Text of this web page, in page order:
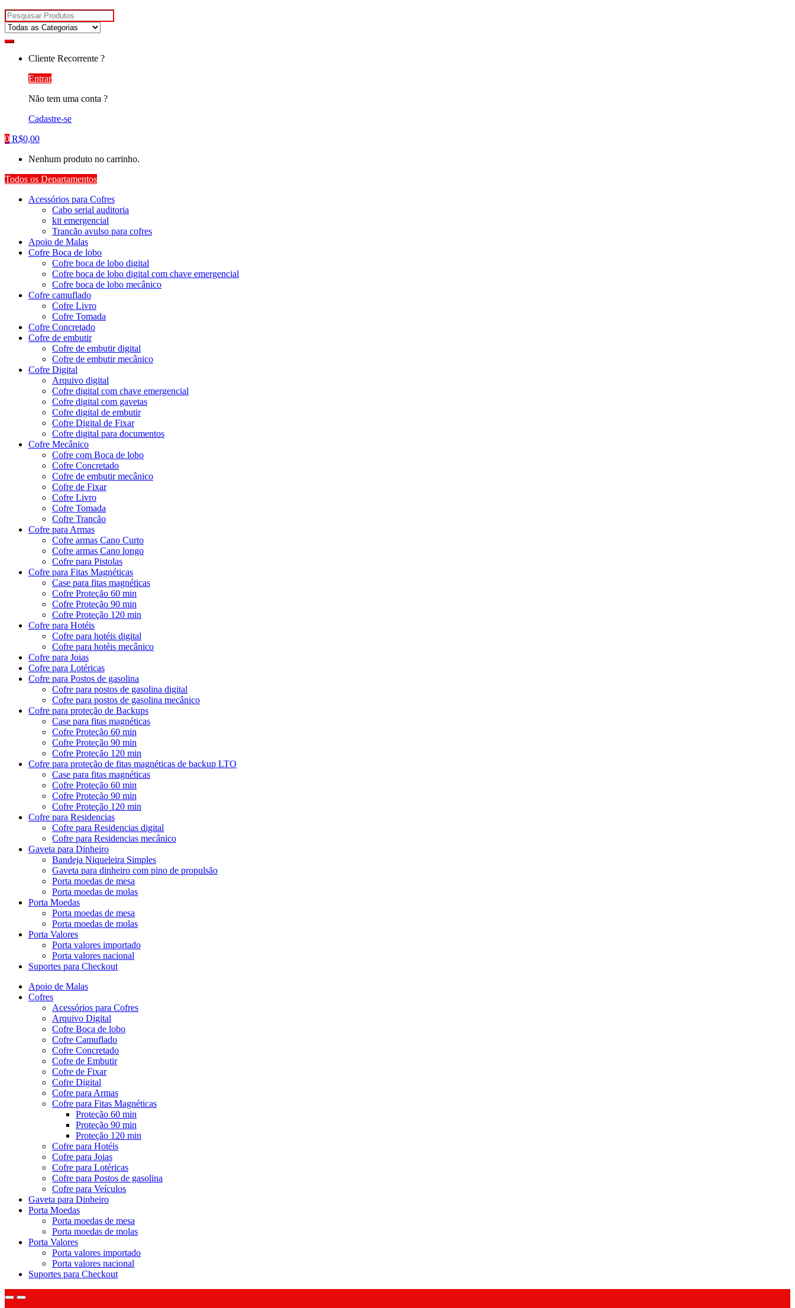
Pesquisar
por:
Cliente Recorrente ?
Entrar
Não tem uma conta ?
Cadastre-se
0 R$0,00
Nenhum produto no carrinho.
Todos os Departamentos
Acessórios para Cofres
Cabo serial auditoria
kit emergencial
Trancão avulso para cofres
Apoio de Malas
Cofre Boca de lobo
Cofre boca de lobo digital
Cofre boca de lobo digital com chave emergencial
Cofre boca de lobo mecânico
Cofre camuflado
Cofre Livro
Cofre Tomada
Cofre Concretado
Cofre de embutir
Cofre de embutir digital
Cofre de embutir mecânico
Cofre Digital
Arquivo digital
Cofre digital com chave emergencial
Cofre digital com gavetas
Cofre digital de embutir
Cofre Digital de Fixar
Cofre digital para documentos
Cofre Mecânico
Cofre com Boca de lobo
Cofre Concretado
Cofre de embutir mecânico
Cofre de Fixar
Cofre Livro
Cofre Tomada
Cofre Trancão
Cofre para Armas
Cofre armas Cano Curto
Cofre armas Cano longo
Cofre para Pistolas
Cofre para Fitas Magnéticas
Case para fitas magnéticas
Cofre Proteção 60 min
Cofre Proteção 90 min
Cofre Proteção 120 min
Cofre para Hotéis
Cofre para hotéis digital
Cofre para hotéis mecânico
Cofre para Joias
Cofre para Lotéricas
Cofre para Postos de gasolina
Cofre para postos de gasolina digital
Cofre para postos de gasolina mecânico
Cofre para proteção de Backups
Case para fitas magnéticas
Cofre Proteção 60 min
Cofre Proteção 90 min
Cofre Proteção 120 min
Cofre para proteção de fitas magnéticas de backup LTO
Case para fitas magnéticas
Cofre Proteção 60 min
Cofre Proteção 90 min
Cofre Proteção 120 min
Cofre para Residencias
Cofre para Residencias digital
Cofre para Residencias mecânico
Gaveta para Dinheiro
Bandeja Niqueleira Simples
Gaveta para dinheiro com pino de propulsão
Porta moedas de mesa
Porta moedas de molas
Porta Moedas
Porta moedas de mesa
Porta moedas de molas
Porta Valores
Porta valores importado
Porta valores nacional
Suportes para Checkout
Apoio de Malas
Cofres
Acessórios para Cofres
Arquivo Digital
Cofre Boca de lobo
Cofre Camuflado
Cofre Concretado
Cofre de Embutir
Cofre de Fixar
Cofre Digital
Cofre para Armas
Cofre para Fitas Magnéticas
Proteção 60 min
Proteção 90 min
Proteção 120 min
Cofre para Hotéis
Cofre para Joias
Cofre para Lotéricas
Cofre para Postos de gasolina
Cofre para Veículos
Gaveta para Dinheiro
Porta Moedas
Porta moedas de mesa
Porta moedas de molas
Porta Valores
Porta valores importado
Porta valores nacional
Suportes para Checkout